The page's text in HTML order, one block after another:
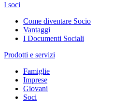
I soci
Come diventare Socio
Vantaggi
I Documenti Sociali
Prodotti e servizi
Famiglie
Imprese
Giovani
Soci